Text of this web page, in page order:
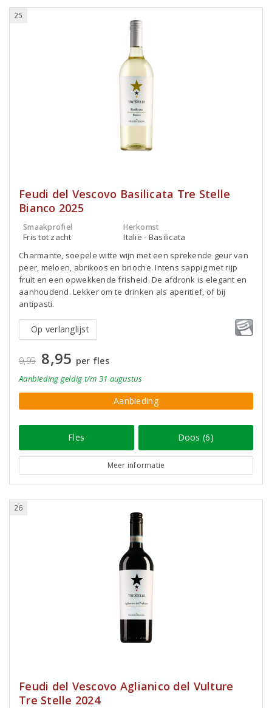
25
Feudi del Vescovo Basilicata Tre Stelle
Bianco 2025
Smaakprofiel
Fris tot zacht
Herkomst
Italië - Basilicata
Charmante, soepele witte wijn met een sprekende geur van
peer, meloen, abrikoos en brioche. Intens sappig met rijp
fruit en een opwekkende frisheid. De afdronk is elegant en
aanhoudend. Lekker om te drinken als aperitief, of bij
antipasti.
Op verlanglijst
9,95 8,95 per fles
Aanbieding geldig t/m 31 augustus
Aanbieding
Fles Doos (6)
Meer informatie
26
Feudi del Vescovo Aglianico del Vulture
Tre Stelle 2024